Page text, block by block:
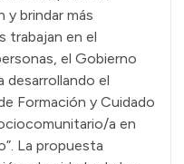
y brindar más
trabajan en el
el Gobierno
desarrollando el
Formación y Cuidado
a en
La propuesta